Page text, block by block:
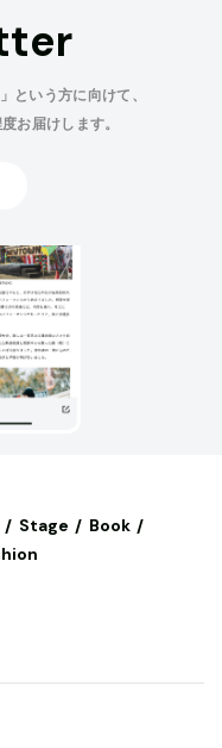
という方に向けて、
お届けします。
Stage
Book